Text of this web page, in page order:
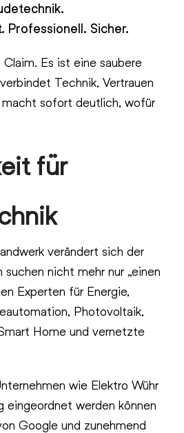
Professionell. Sicher.
Es ist eine saubere
Technik, Vertrauen
sofort deutlich, wofür
für
verändert sich der
suchen nicht mehr nur „einen
Experten für Energie,
Photovoltaik,
Home und vernetzte
wie Elektro Wühr
eingeordnet werden können
Google und zunehmend